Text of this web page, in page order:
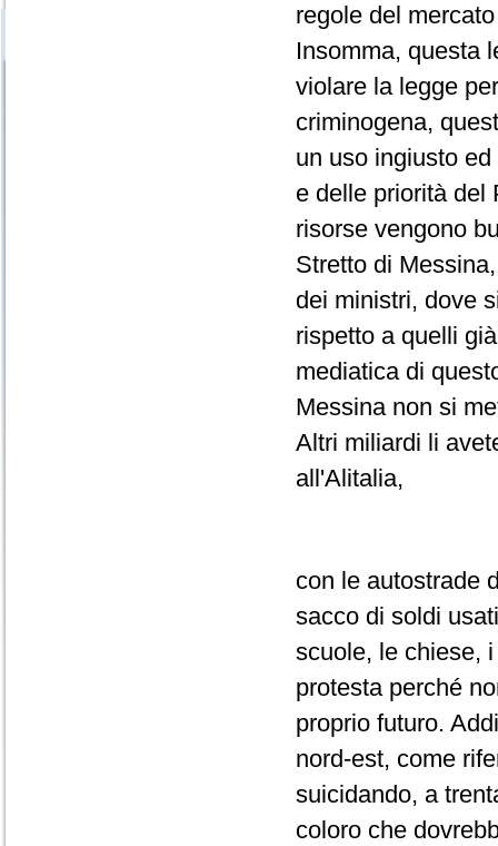
regole del
Insomma, questa
violare la legge
criminogena,
un uso ingiusto
e delle priorità del
risorse vengono
Stretto di
dei ministri, dove
rispetto a quelli
mediatica di
Messina non si
Altri miliardi li
all'Alitalia,
con le autostrade
sacco di soldi
scuole, le chiese,
protesta perché
proprio futuro.
nord-est, come
suicidando, a
coloro che